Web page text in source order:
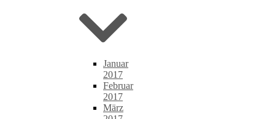
Januar
2017
Februar
2017
März